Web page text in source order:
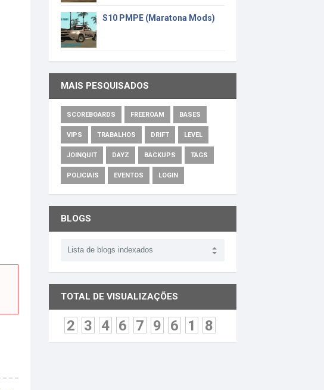
S10 PMPE (Maratona Mods)
MAIS PESQUISADOS
SCOREBOARDS FREEROAM BASES
VIPS TRABALHOS DRIFT LEVEL
JOINQUIT DAYZ BACKUPS TAGS
POLICIAIS EVENTOS LOGIN
BLOGS
TOTAL DE VISUALIZAÇÕES
2 3 4 6 7 9 6 1 8